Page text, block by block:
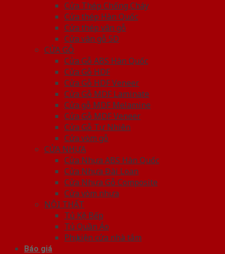
Cửa Thép Chống Cháy
Cửa thép Hàn Quốc
Cửa thép vân gỗ
Cửa vân gỗ 5D
CỬA GỖ
Cửa Gỗ ABS Hàn Quốc
Cửa Gỗ HDF
Cửa Gỗ HDF Veneer
Cửa Gỗ MDF Laminate
Cửa gỗ MDF Melamine
Cửa Gỗ MDF Veneer
Cửa Gỗ Tự Nhiên
Cửa vòm gỗ
CỬA NHỰA
Cửa Nhựa ABS Hàn Quốc
Cửa Nhựa Đài Loan
Cửa Nhựa Gỗ Composite
Cửa vòm nhựa
NỘI THẤT
Tủ Kệ Bếp
Tủ Quần Áo
Phụ kiện cửa nhà tắm
Báo giá